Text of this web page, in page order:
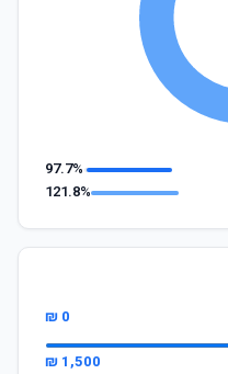
97.7%
121.8%
0 ₪
1,500 ₪